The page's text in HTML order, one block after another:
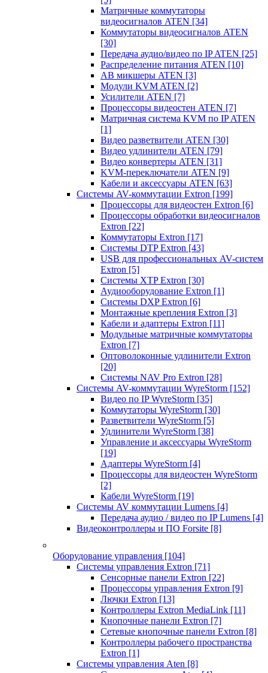
Матричные коммутаторы
видеосигналов ATEN [34]
Коммутаторы видеосигналов ATEN
[30]
Передача аудио/видео по IP ATEN [25]
Распределение питания ATEN [10]
АВ микшеры ATEN [3]
Модули KVM ATEN [2]
Усилители ATEN [7]
Процессоры видеостен ATEN [7]
Матричная система KVM по IP ATEN
[1]
Видео разветвители ATEN [30]
Видео удлинители ATEN [79]
Видео конвертеры ATEN [31]
KVM-переключатели ATEN [9]
Кабели и аксессуары ATEN [63]
Системы AV-коммутации Extron [199]
Процессоры для видеостен Extron [6]
Процессоры обработки видеосигналов
Extron [22]
Коммутаторы Extron [17]
Системы DTP Extron [43]
USB для профессиональных AV-систем
Extron [5]
Системы XTP Extron [30]
Аудиооборудование Extron [1]
Системы DXP Extron [6]
Монтажные крепления Extron [3]
Кабели и адаптеры Extron [11]
Модульные матричные коммутаторы
Extron [7]
Оптоволоконные удлинители Extron
[20]
Системы NAV Pro Extron [28]
Системы AV-коммутации WyreStorm [152]
Видео по IP WyreStorm [35]
Коммутаторы WyreStorm [30]
Разветвители WyreStorm [5]
Удлинители WyreStorm [38]
Управление и аксессуары WyreStorm
[19]
Адаптеры WyreStorm [4]
Процессоры для видеостен WyreStorm
[2]
Кабели WyreStorm [19]
Системы AV коммутации Lumens [4]
Передача аудио / видео по IP Lumens [4]
Видеоконтроллеры и ПО Forsite [8]
Оборудование управления [104]
Системы управления Extron [71]
Сенсорные панели Extron [22]
Процессоры управления Extron [9]
Лючки Extron [13]
Контроллеры Extron MediaLink [11]
Кнопочные панели Extron [7]
Сетевые кнопочные панели Extron [8]
Контроллеры рабочего пространства
Extron [1]
Системы управления Aten [8]